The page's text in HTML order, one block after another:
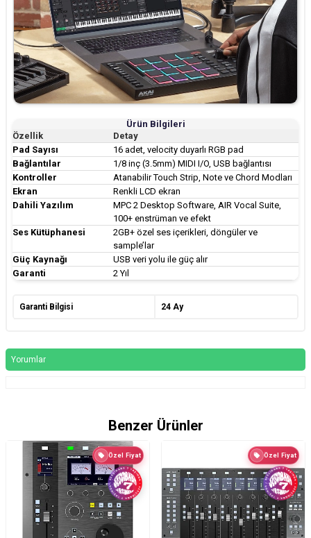
Ürün Bilgileri
Özellik
Detay
Pad Sayısı
16 adet, velocity duyarlı RGB pad
Bağlantılar
1/8 inç (3.5mm) MIDI I/O, USB bağlantısı
Kontroller
Atanabilir Touch Strip, Note ve Chord Modları
Ekran
Renkli LCD ekran
Dahili Yazılım
MPC 2 Desktop Software, AIR Vocal Suite,
100+ enstrüman ve efekt
Ses Kütüphanesi
2GB+ özel ses içerikleri, döngüler ve
sample’lar
Güç Kaynağı
USB veri yolu ile güç alır
Garanti
2 Yıl
Garanti Bilgisi 24 Ay
Yorumlar
Benzer Ürünler
Özel Fiyat Özel Fiyat